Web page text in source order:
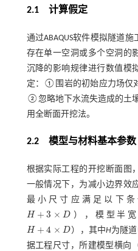
2.1计算假定
通过ABAQUS软件模拟隧道
存在单一空洞或多个空洞的
沉降的影响规律进行数值模
定：①围岩的初始应力场仅
②忽略地下水流失造成的土
用全断面开挖法。
2.2模型与材料基本参数
根据实际工程的开挖断面图
一般情况下，为减小边界效
最小尺寸应满足以下
H + 3 × D
H+ 3× D ），模型半
H + 4 × D
H+ 4× D ），其中H为隧
据工程尺寸，所建模型横向